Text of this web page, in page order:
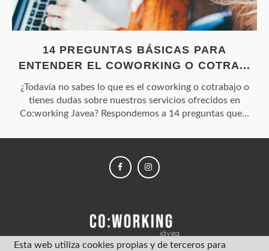
14 PREGUNTAS BÁSICAS PARA
ENTENDER EL COWORKING O COTRA...
¿Todavía no sabes lo que es el coworking o cotrabajo o
tienes dudas sobre nuestros servicios ofrecidos en
Co:working Javea? Respondemos a 14 preguntas que...
FACEBOOK
Esta web utiliza cookies propias y de terceros para